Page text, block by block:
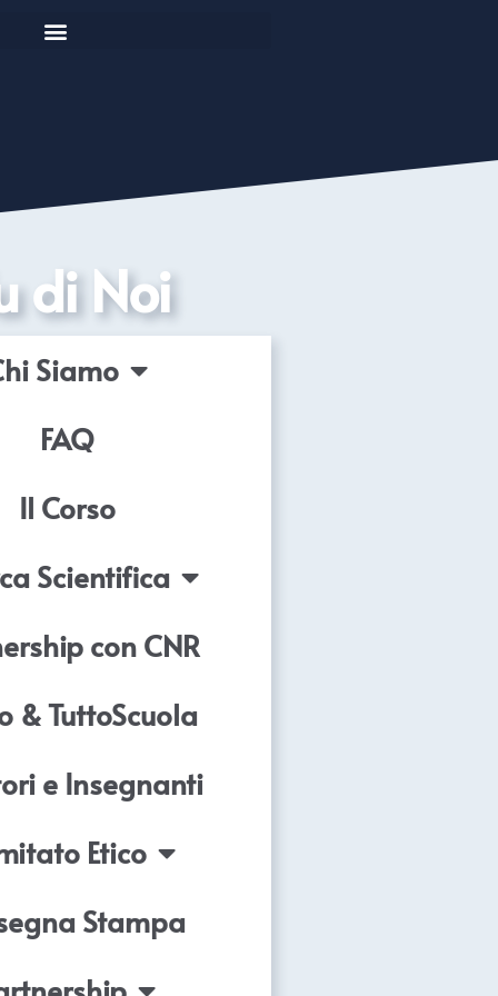
di Noi
Siamo
FAQ
Il Corso
Scientifica
con CNR
& TuttoScuola
e Insegnanti
Etico
Stampa